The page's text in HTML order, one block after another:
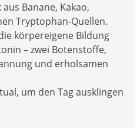
Banane, Kakao,
Tryptophan‑Quellen.
körpereigene Bildung
– zwei Botenstoffe,
und erholsamen
um den Tag ausklingen